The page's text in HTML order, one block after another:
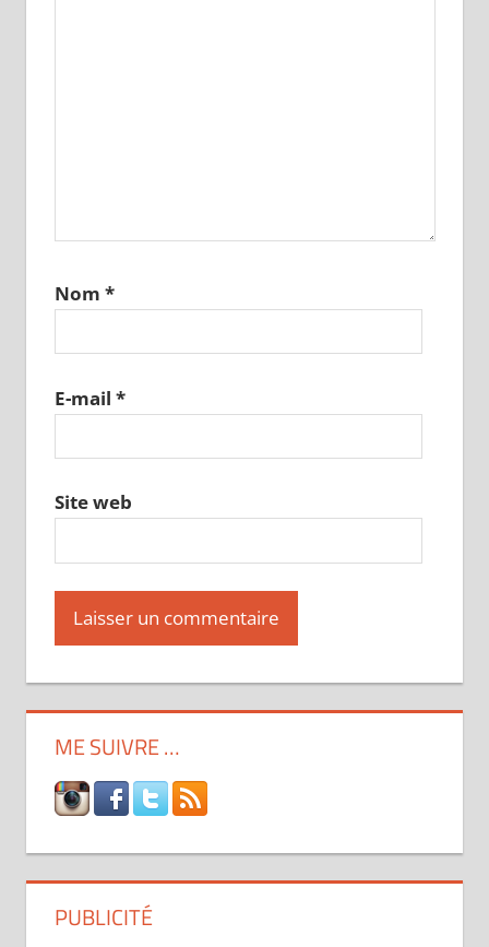
Nom *
E-mail *
Site web
ME SUIVRE …
PUBLICITÉ